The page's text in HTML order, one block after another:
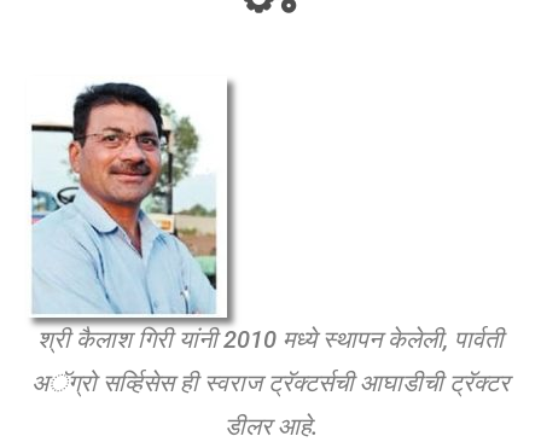
श्री कैलाश गिरी यांनी 2010 मध्ये स्थापन केलेली, पार्वती
अॅग्रो सर्व्हिसेस ही स्वराज ट्रॅक्टर्सची आघाडीची ट्रॅक्टर
डीलर आहे.